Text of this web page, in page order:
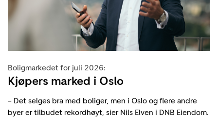
Boligmarkedet for juli 2026:
Kjøpers marked i Oslo
– Det selges bra med boliger, men i Oslo og flere andre
byer er tilbudet rekordhøyt, sier Nils Elven i DNB Eiendom.